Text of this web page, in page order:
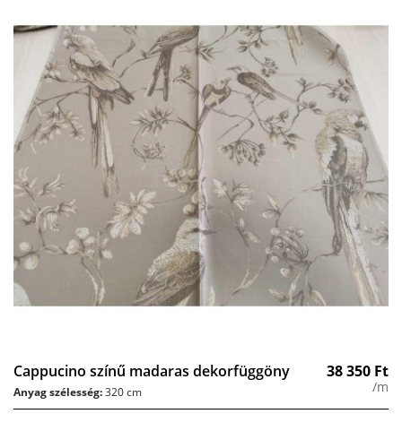
Cappucino színű madaras dekorfüggöny 38 350 Ft
/m
Anyag szélesség:320 cm